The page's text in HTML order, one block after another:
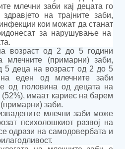
млечни заби кај децата го
на трајните заби,
и кои можат да станат
за нарушување на
возраст од 2 до 5 години
млечните (примарни) заби,
5 деца на возраст од 2 до 5
еден од млечните заби
од половина од децата на
(52%), имаат кариес на барем
заби.
млечни заби може
психолошкиот развој на
одрази на самодовербата и